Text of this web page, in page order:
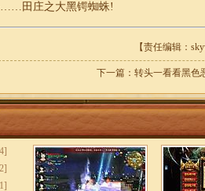
……田庄之大黑锷蜘蛛!
【责任编辑：
下一篇： 转头一看看黑色